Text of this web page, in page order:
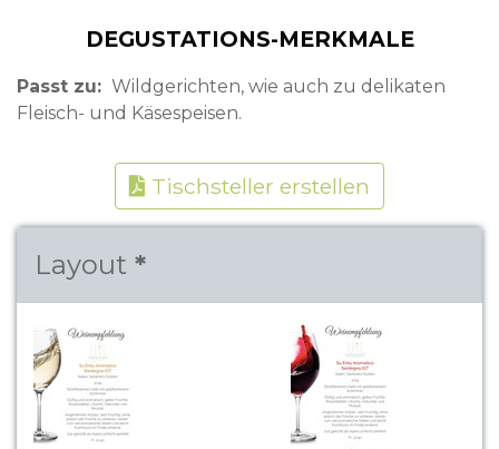
DEGUSTATIONS-MERKMALE
Passt zu
Wildgerichten, wie auch zu delikaten
Fleisch- und Käsespeisen.
Tischsteller erstellen
Layout